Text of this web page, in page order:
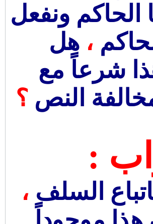
الحاكم ونفعل
، هل
شرعاً مع
النص ؟
:
السلف ،